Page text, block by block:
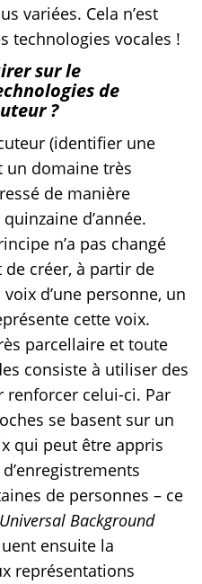
variées. Cela n’est
technologies vocales !
sur le
de
?
(identifier une
un domaine très
de manière
d’année.
n’a pas changé
de créer, à partir de
d’une personne, un
cette voix.
parcellaire et toute
consiste à utiliser des
celui-ci. Par
se basent sur un
qui peut être appris
de personnes – ce
Universal Background
ensuite la
représentations